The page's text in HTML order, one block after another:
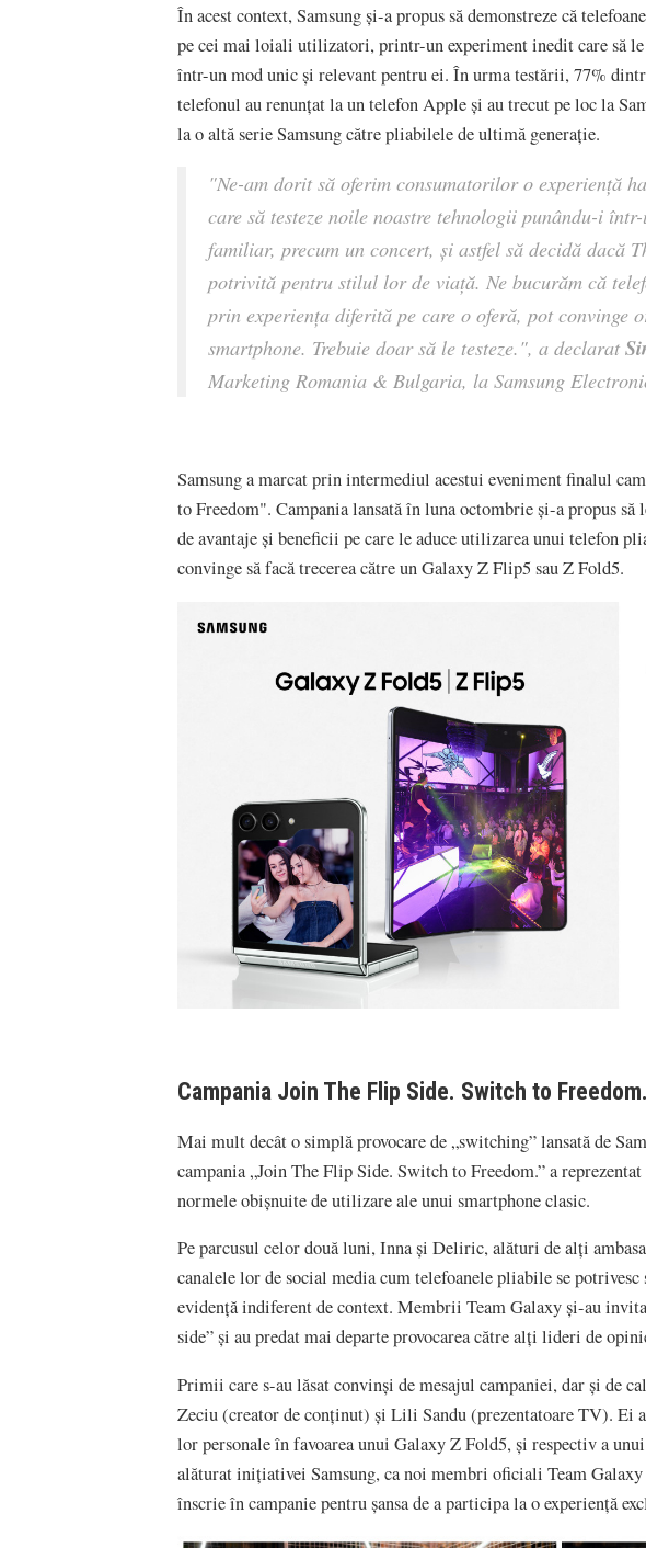
În acest context, Samsung și-a propus să demonstreze că
pe cei mai loiali utilizatori, printr-un experiment inedit care să le
într-un mod unic și relevant pentru ei. În urma testării, 77%
telefonul au renunțat la un telefon Apple și au trecut pe loc la
la o altă serie Samsung către pliabilele de ultimă generație.
"Ne-am dorit să oferim consumatorilor o experiență
care să testeze noile noastre tehnologii punându-i
familiar, precum un concert, și astfel să decidă dacă
potrivită pentru stilul lor de viață. Ne bucurăm că
prin experiența diferită pe care o oferă, pot convinge
smartphone. Trebuie doar să le testeze.", a declarat
Marketing Romania & Bulgaria, la Samsung
Samsung a marcat prin intermediul acestui eveniment finalul
to Freedom". Campania lansată în luna octombrie și-a propus
de avantaje și beneficii pe care le aduce utilizarea unui telefon
convinge să facă trecerea către un Galaxy Z Flip5 sau Z Fold5.
Campania Join The Flip Side. Switch to Freedom.
Mai mult decât o simplă provocare de „switching” lansată de
campania „Join The Flip Side. Switch to Freedom.” a
normele obișnuite de utilizare ale unui smartphone clasic.
Pe parcusul celor două luni, Inna și Deliric, alături de alți
canalele lor de social media cum telefoanele pliabile se
evidență indiferent de context. Membrii Team Galaxy și-au
side” și au predat mai departe provocarea către alți lideri de
Primii care s-au lăsat convinși de mesajul campaniei, dar și de
Zeciu (creator de conținut) și Lili Sandu (prezentatoare TV). Ei
lor personale în favoarea unui Galaxy Z Fold5, și respectiv a
alăturat inițiativei Samsung, ca noi membri oficiali Team
înscrie în campanie pentru șansa de a participa la o experiență